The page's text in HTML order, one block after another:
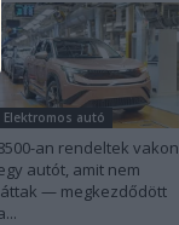
Elektromos autó
an rendeltek vakon
autót, amit nem
— megkezdődött